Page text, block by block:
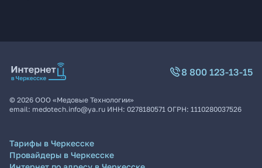
8 800 123-13-15
© 2026 ООО «Медовые Технологии»
email: medotech.info@ya.ru ИНН: 0278180571 ОГРН: 1110280037526
Тарифы в Черкесске
Провайдеры в Черкесске